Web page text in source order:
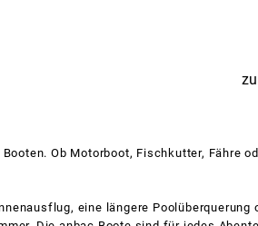
Ob Motorboot, Fischkutter, Fähre
eine längere Poolüberquerung